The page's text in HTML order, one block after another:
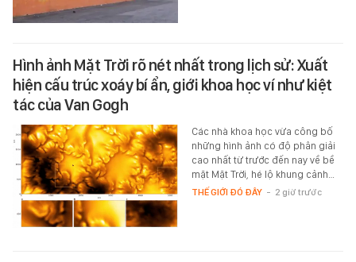
Hình ảnh Mặt Trời rõ nét nhất trong lịch sử: Xuất
hiện cấu trúc xoáy bí ẩn, giới khoa học ví như kiệt
tác của Van Gogh
Các nhà khoa học vừa công bố
những hình ảnh có độ phân giải
cao nhất từ trước đến nay về bề
mặt Mặt Trời, hé lộ khung cảnh…
THẾ GIỚI ĐÓ ĐÂY - 2 giờ trước